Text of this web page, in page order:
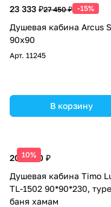
23 333 ₽27 450 ₽ -15%
Душевая кабина Arcus
90x90
Арт. 11245
В корзину
10%
203 000 ₽
Душевая кабина Timo
TL-1502 90*90*230,
баня хамам